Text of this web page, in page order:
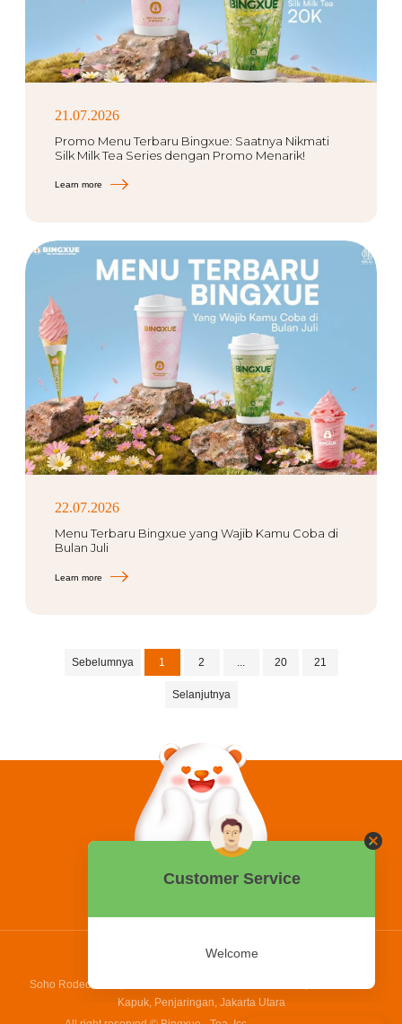
21.07.2026
Promo Menu Terbaru Bingxue: Saatnya Nikmati
Silk Milk Tea Series dengan Promo Menarik!
Learn more
22.07.2026
Menu Terbaru Bingxue yang Wajib Kamu Coba di
Bulan Juli
Learn more
Sebelumnya 1 2 ... 20 21
Selanjutnya
0858 2015 9999
Soho Rodeo Drive, No. 5 - 6 Jl. Laksamana Yos Sudarso, Pantai Indah
Kapuk, Penjaringan, Jakarta Utara